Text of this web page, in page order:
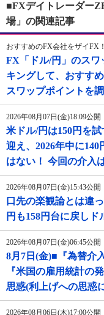
■FXデイトレーダー
場」の関連記事
おすすめのFX会社をザイFX
FX「ドル/円」のスワ
キングして、おすす
スワップポイントを調
2026年08月07日(金)18:09公
米ドル/円は150円を
迎え、2026年中に
はない！ 今回の介入
2026年08月07日(金)15:43公
口先の楽観論とは違
円も158円台に戻し
2026年08月07日(金)06:45公
8月7日(金)■『為替介
『米国の雇用統計の
思惑(利上げへの思惑
2026年08月06日(木)17:00公